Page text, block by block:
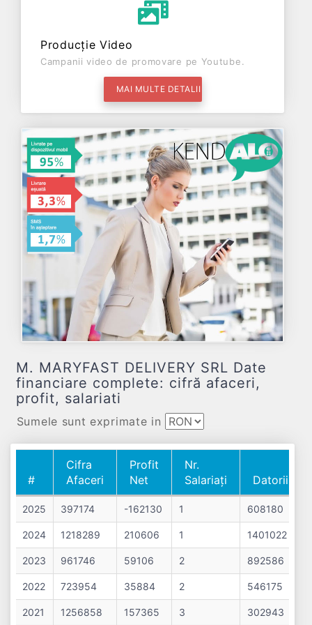
Producție Video
Campanii video de promovare pe Youtube.
MAI MULTE DETALII
M. MARYFAST DELIVERY SRL Date
financiare complete: cifră afaceri,
profit, salariati
Sumele sunt exprimate in
#
Cifra
Afaceri
Profit
Net
Nr.
Salariați
Datorii
#
Cifra
Afaceri
Profit
Net
Salariați
Datorii
2025 397174 -162130 1 608180
2024 1218289 210606 1 1401022
2023 961746 59106 2 892586
2022 723954 35884 2 546175
2021 1256858 157365 3 302943